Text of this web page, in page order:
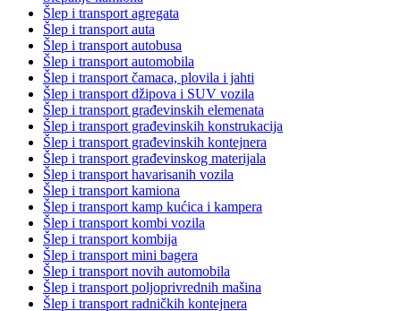
Šlep i transport agregata
Šlep i transport auta
Šlep i transport autobusa
Šlep i transport automobila
Šlep i transport čamaca, plovila i jahti
Šlep i transport džipova i SUV vozila
Šlep i transport građevinskih elemenata
Šlep i transport građevinskih konstrukacija
Šlep i transport građevinskih kontejnera
Šlep i transport građevinskog materijala
Šlep i transport havarisanih vozila
Šlep i transport kamiona
Šlep i transport kamp kućica i kampera
Šlep i transport kombi vozila
Šlep i transport kombija
Šlep i transport mini bagera
Šlep i transport novih automobila
Šlep i transport poljoprivrednih mašina
Šlep i transport radničkih kontejnera